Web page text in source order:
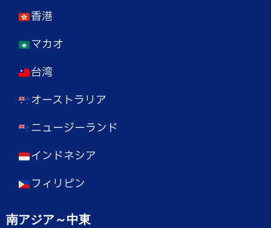
香港
マカオ
台湾
オーストラリア
ニュージーランド
インドネシア
フィリピン
南アジア～中東